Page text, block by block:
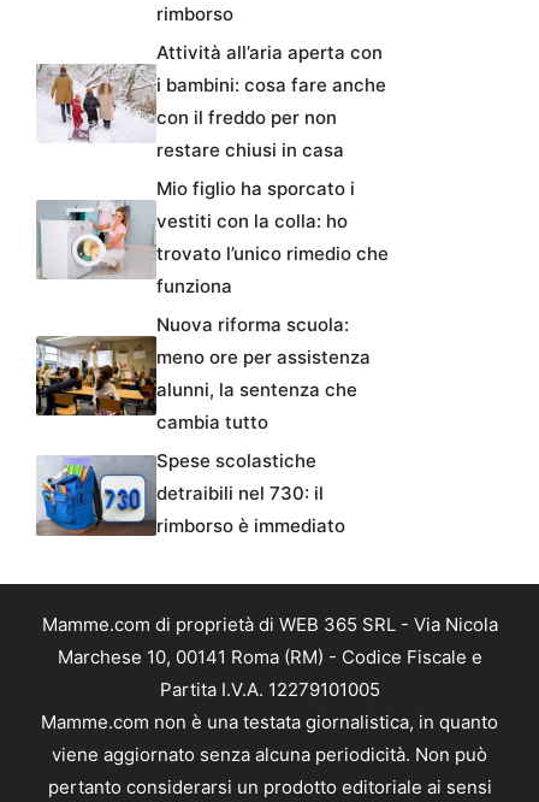
rimborso
Attività all’aria aperta con
i bambini: cosa fare anche
con il freddo per non
restare chiusi in casa
Mio figlio ha sporcato i
vestiti con la colla: ho
trovato l’unico rimedio che
funziona
Nuova riforma scuola:
meno ore per assistenza
alunni, la sentenza che
cambia tutto
Spese scolastiche
detraibili nel 730: il
rimborso è immediato
Mamme.com di proprietà di WEB 365 SRL - Via Nicola
Marchese 10, 00141 Roma (RM) - Codice Fiscale e
Partita I.V.A. 12279101005
Mamme.com non è una testata giornalistica, in quanto
viene aggiornato senza alcuna periodicità. Non può
pertanto considerarsi un prodotto editoriale ai sensi